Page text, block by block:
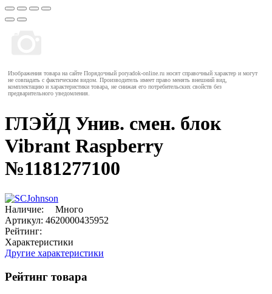
Изображения товара на сайте Порядочный poryadok-online.ru носят справочный характер и могут
не совпадать с фактическим видом. Производитель имеет право менять внешний вид,
комплектацию и характеристики товара, не снижая его потребительских свойств без
предварительного уведомления.
ГЛЭЙД Унив. смен. блок
Vibrant Raspberry
№1181277100
Наличие:
Много
Артикул: 4620000435952
Рейтинг:
Характеристики
Другие характеристики
Рейтинг товара